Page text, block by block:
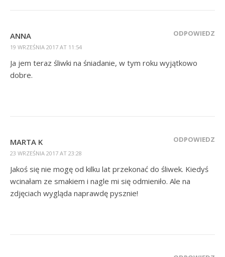
ANNA
19 WRZEŚNIA 2017 AT 11:54
ODPOWIEDZ
Ja jem teraz śliwki na śniadanie, w tym roku wyjątkowo
dobre.
MARTA K
23 WRZEŚNIA 2017 AT 23:28
ODPOWIEDZ
Jakoś się nie mogę od kilku lat przekonać do śliwek. Kiedyś
wcinałam ze smakiem i nagle mi się odmieniło. Ale na
zdjęciach wygląda naprawdę pysznie!